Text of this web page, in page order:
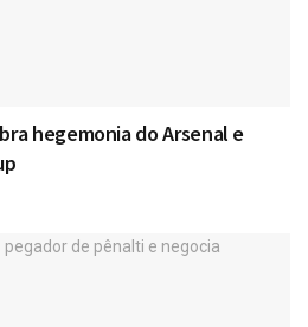
hegemonia do Arsenal e